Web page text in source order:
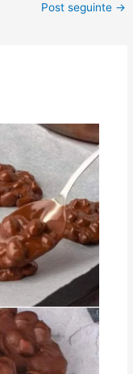
Post seguinte →